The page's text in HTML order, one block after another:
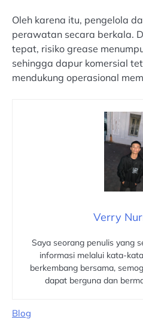
Oleh karena itu, pengelola
perawatan secara berkala.
tepat, risiko grease
sehingga dapur komersial
mendukung operasional
Verry
Saya seorang penulis yang
informasi melalui kata-
berkembang bersama,
dapat berguna dan
Blog